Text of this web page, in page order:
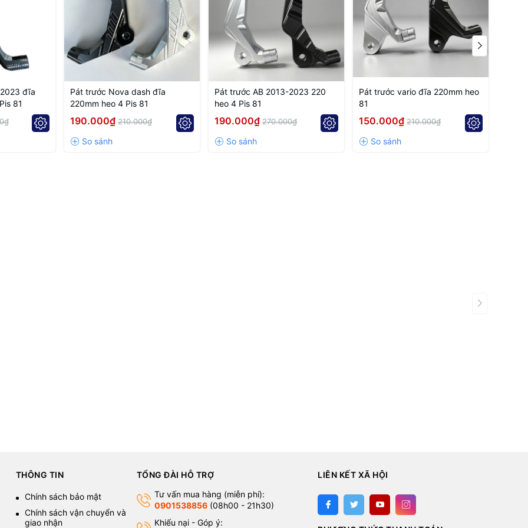
improved braking efficiency, and enhanced riding safety. The product is available intwo color options: black and
SERVICES
CNC machining orders.
đĩa
81
Pát trước Nova dash đĩa
220mm heo 4 Pis 81
190.000₫ 210.000₫
Pát trước AB 2013-2023 220
heo 4 Pis 81
190.000₫ 270.000₫
Pát trước vario đĩa 220mm heo
81
150.000₫ 210.000₫
THÔNG TIN
Chính sách bảo mật
Chính sách vận chuyển và
giao nhận
TỔNG ĐÀI HỖ TRỢ
Tư vấn mua hàng (miễn phí):
0901538856(08h00 - 21h30)
Khiếu nại - Góp ý:
LIÊN KẾT XÃ HỘI